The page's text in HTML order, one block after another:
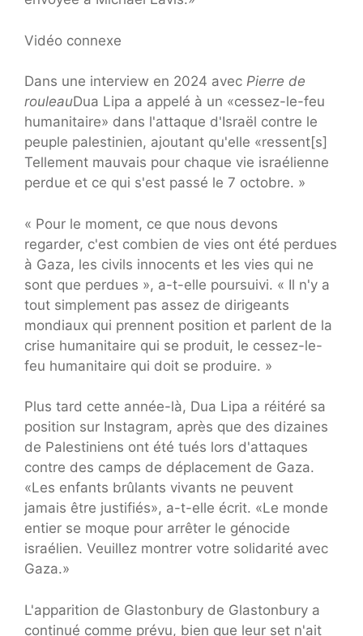
Vidéo connexe
Dans une interview en 2024 avec Pierre de
rouleauDua Lipa a appelé à un «cessez-le-feu
humanitaire» dans l'attaque d'Israël contre le
peuple palestinien, ajoutant qu'elle «ressent[s]
Tellement mauvais pour chaque vie israélienne
perdue et ce qui s'est passé le 7 octobre. »
« Pour le moment, ce que nous devons
regarder, c'est combien de vies ont été perdues
à Gaza, les civils innocents et les vies qui ne
sont que perdues », a-t-elle poursuivi. « Il n'y a
tout simplement pas assez de dirigeants
mondiaux qui prennent position et parlent de la
crise humanitaire qui se produit, le cessez-le-
feu humanitaire qui doit se produire. »
Plus tard cette année-là, Dua Lipa a réitéré sa
position sur Instagram, après que des dizaines
de Palestiniens ont été tués lors d'attaques
contre des camps de déplacement de Gaza.
«Les enfants brûlants vivants ne peuvent
jamais être justifiés», a-t-elle écrit. «Le monde
entier se moque pour arrêter le génocide
israélien. Veuillez montrer votre solidarité avec
Gaza.»
L'apparition de Glastonbury de Glastonbury a
continué comme prévu, bien que leur set n'ait